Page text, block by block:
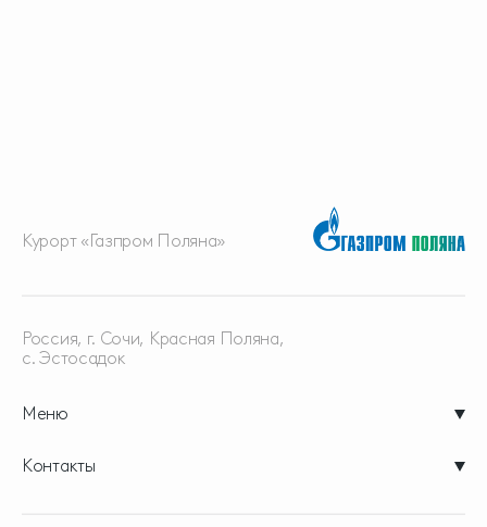
Курорт «Газпром Поляна»
Меню
Россия, г. Сочи, Красная Поляна,
с. Эстосадок
Контакты